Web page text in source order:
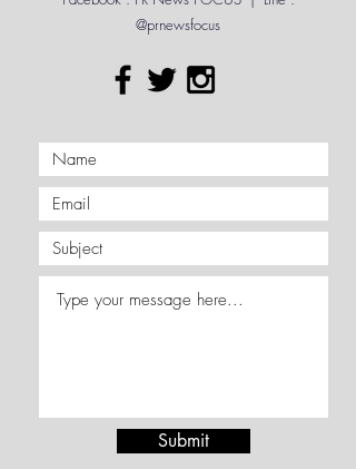
Facebook : PR News FOCUS | Line :
@prnewsfocus